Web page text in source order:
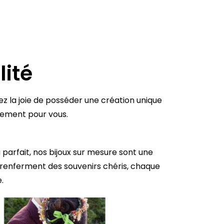
la joie de posséder une création unique
pour vous.
nos bijoux sur mesure sont une
des souvenirs chéris, chaque